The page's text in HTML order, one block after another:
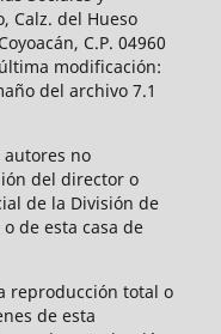
Calz. del Hueso
C.P. 04960
modificación:
del archivo 7.1
autores no
del director o
de la División de
de esta casa de
reproducción total o
de esta